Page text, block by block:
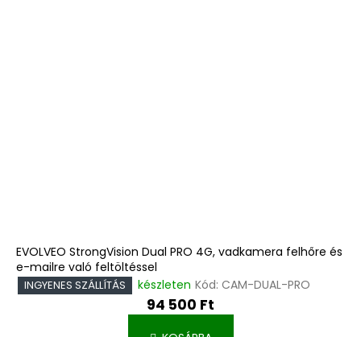
EVOLVEO StrongVision Dual PRO 4G, vadkamera felhőre és
e-mailre való feltöltéssel
INGYENES SZÁLLÍTÁS készleten Kód: CAM-DUAL-PRO
94 500 Ft